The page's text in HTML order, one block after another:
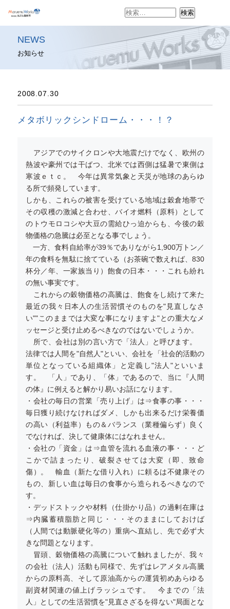
検
NEWS
お知らせ
2008.07.30
メタボリックシンドローム・・・！？
アジアでのサイクロンや大地震だけでなく、欧州の
熱波や豪州では干ばつ、北米では西側は猛暑で東側は
寒波ｅｔｃ。 今年は異常気象と天災が地球のあらゆ
る所で頻発しています。
しかも、これらの被害を受けている地域は穀倉地帯で
その収穫の激減と合わせ、バイオ燃料（原料）として
のトウモロコシや大豆の需給ひっ迫からも、今後の穀
物価格の急騰は必至となる事でしょう。
一方、食料自給率が39％でありながら1,900万トン／
年の食料を無駄に捨てている（お茶碗で数えれば、830
杯分／年、一家族当り）飽食の日本・・・これも紛れ
の無い事実です。
これからの穀物価格の高騰は、飽食をし続けて来た
最近の我々日本人の生活習慣そのものを"見直しなさ
い""このままでは大変な事になりますよ"との重大なメ
ッセージと受け止めるべきなのではないでしょうか。
所で、会社は別の言い方で「法人」と呼びます。
法律では人間を"自然人"といい、会社を「社会的活動の
単位となっている組織体」と定義し"法人"といいま
す。 「人」であり、「体」であるので、当に『人間
の体』に例えると解かり易いお話になります。
・会社の毎日の営業「売り上げ」は⇒食事の事・・・
毎日獲り続けなければダメ、しかも出来るだけ栄養価
の高い（利益率）もの＆バランス（業種偏らず）良く
でなければ、決して健康体にはなれません。
・会社の「資金」は⇒血管を流れる血液の事・・・ど
こかで詰まったり、破裂させては大変（即、致命
傷）。 輸血（新たな借り入れ）に頼るは不健康その
もの、新しい血は毎日の食事から造られるべきなので
す。
・デッドストックや材料（仕掛かり品）の過剰在庫は
⇒内臓蓄積脂肪と同じ・・・そのままにしておけば
（人間では動脈硬化等の）重病へ直結し、先で必ず大
きな問題となります。
冒頭、穀物価格の高騰について触れましたが、我々
の会社（法人）活動も同様で、先ずはレアメタル高騰
からの原料高、そして原油高からの運賃初めあらゆる
副資材関連の値上げラッシュです。 今までの「法
人」としての生活習慣を"見直さざるを得ない"局面とな